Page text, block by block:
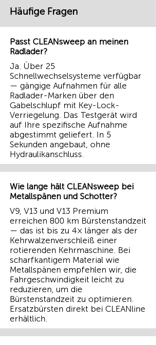
Häufige Fragen
Passt CLEANsweep an meinen
Radlader?
Ja. Über 25
Schnellwechselsysteme verfügbar
— gängige Aufnahmen für alle
Radlader-Marken über den
Gabelschlupf mit Key-Lock-
Verriegelung. Das Testgerät wird
auf Ihre spezifische Aufnahme
abgestimmt geliefert. In 5
Sekunden angebaut, ohne
Hydraulikanschluss.
Wie lange hält CLEANsweep bei
Metallspänen und Schotter?
V9, V13 und V13 Premium
erreichen 800 km Bürstenstandzeit
— das ist bis zu 4× länger als der
Kehrwalzenverschleiß einer
rotierenden Kehrmaschine. Bei
scharfkantigem Material wie
Metallspänen empfehlen wir, die
Fahrgeschwindigkeit leicht zu
reduzieren, um die
Bürstenstandzeit zu optimieren.
Ersatzbürsten direkt bei CLEANline
erhältlich.